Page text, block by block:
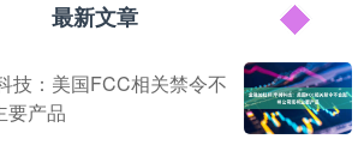
最新文章
技：美国FCC相关禁令不
要产品